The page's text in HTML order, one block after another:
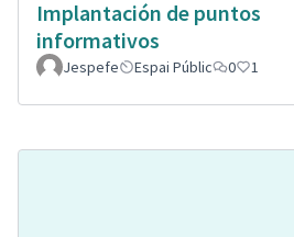
Implantación de puntos
informativos
Jespefe Espai Públic 0 1